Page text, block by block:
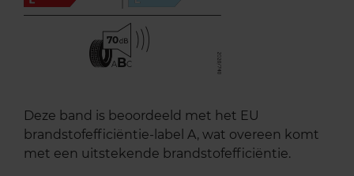
70
ABC
Deze band is beoordeeld met het EU
brandstofefficiëntie-label A, wat overeen komt
met een uitstekende brandstofefficiëntie.